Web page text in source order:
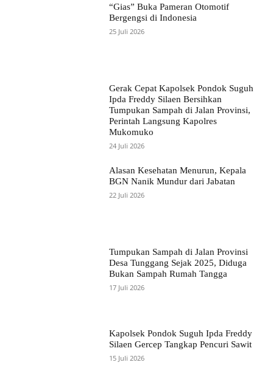
“Gias” Buka Pameran Otomotif
Bergengsi di Indonesia
25 Juli 2026
Gerak Cepat Kapolsek Pondok Suguh
Ipda Freddy Silaen Bersihkan
Tumpukan Sampah di Jalan Provinsi,
Perintah Langsung Kapolres
Mukomuko
24 Juli 2026
Alasan Kesehatan Menurun, Kepala
BGN Nanik Mundur dari Jabatan
22 Juli 2026
Tumpukan Sampah di Jalan Provinsi
Desa Tunggang Sejak 2025, Diduga
Bukan Sampah Rumah Tangga
17 Juli 2026
Kapolsek Pondok Suguh Ipda Freddy
Silaen Gercep Tangkap Pencuri Sawit
15 Juli 2026